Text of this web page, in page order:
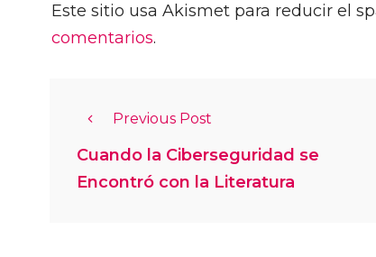
Este sitio usa Akismet para reducir el
comentarios.
Previous Post
Cuando la Ciberseguridad se
Encontró con la Literatura